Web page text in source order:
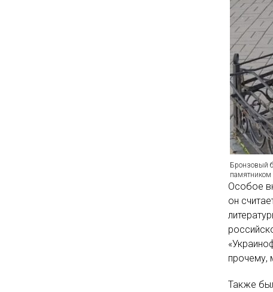
Бронзовый
памятником
Особое
он
прочему,
Также